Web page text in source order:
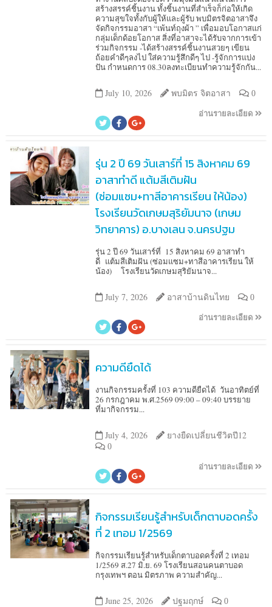
สร้างสรรค์ชิ้นงาน ทั้งชิ้นงานที่สำเร็จก็ก่อให้เกิด
ความสุขใจทั้งกับผู้ให้และผู้รับ พบมิตรจิตอาสาจึง
จัดกิจกรรมอาสา “เพ้นท์ถุงผ้า ” เพื่อมอบโอกาสแก่
กลุ่มเด็กด้อยโอกาส สิ่งที่อาสาจะได้รับจากการเข้า
ร่วมกิจกรรม -ได้สร้างสรรค์ชิ้นงานสวยๆ เขียน
ถ้อยคำดีๆลงไป ใส่ความรู้สึกดีๆ ไป -รู้จักการแบ่ง
ปัน กำหนดการ 08.30ลงทะเบียนทำความรู้จักกัน...
July 10, 2026 พบมิตร จิตอาสา 0
อ่านรายละเอียด
รุ่น 2 ปี 69 วันเสาร์ที่ 15 สิงหาคม 69
อาสาทำดี แต้มสีเติมฝัน
(ซ่อมแซม+ทาสีอาคารเรียน ให้น้อง)
โรงเรียนวัดเกษมสุริยัมนาจ (เกษม
วิทยาคาร) อ.บางเลน จ.นครปฐม
รุ่น 2 ปี 69 วันเสาร์ที่ 15 สิงหาคม 69 อาสาทำ
ดี แต้มสีเติมฝัน (ซ่อมแซม+ทาสีอาคารเรียน ให้
น้อง) โรงเรียนวัดเกษมสุริยัมนาจ...
July 7, 2026 อาสาบ้านดินไทย 0
อ่านรายละเอียด
ความดียืดได้
งานกิจกรรมครั้งที่ 103 ความดียืดได้ วันอาทิตย์ที่
26 กรกฎาคม พ.ศ.2569 09:00 – 09:40 บรรยาย
ที่มากิจกรรม...
July 4, 2026 ยางยืดเปลี่ยนชีวิตปี12
0
อ่านรายละเอียด
กิจกรรมเรียนรู้สำหรับเด็กตาบอดครั้ง
ที่ 2 เทอม 1/2569
กิจกรรมเรียนรู้สำหรับเด็กตาบอดครั้งที่ 2 เทอม
1/2569 ส.27 มิ.ย. 69 โรงเรียนสอนคนตาบอด
กรุงเทพฯ ตอน มิตรภาพ ความสำคัญ...
June 25, 2026 ปฐมฤกษ์ 0